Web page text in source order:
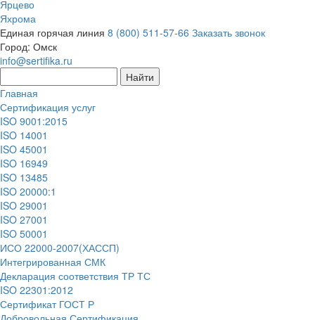
Ярцево
Яхрома
Единая горячая линия 8 (800) 511-57-66 Заказать звонок
Город: Омск
info@sertifika.ru
Главная
Сертификация услуг
ISO 9001:2015
ISO 14001
ISO 45001
ISO 16949
ISO 13485
ISO 20000:1
ISO 29001
ISO 27001
ISO 50001
ИСО 22000-2007(ХАССП)
Интегрированная СМК
Декларация соответствия ТР ТС
ISO 22301:2012
Сертификат ГОСТ Р